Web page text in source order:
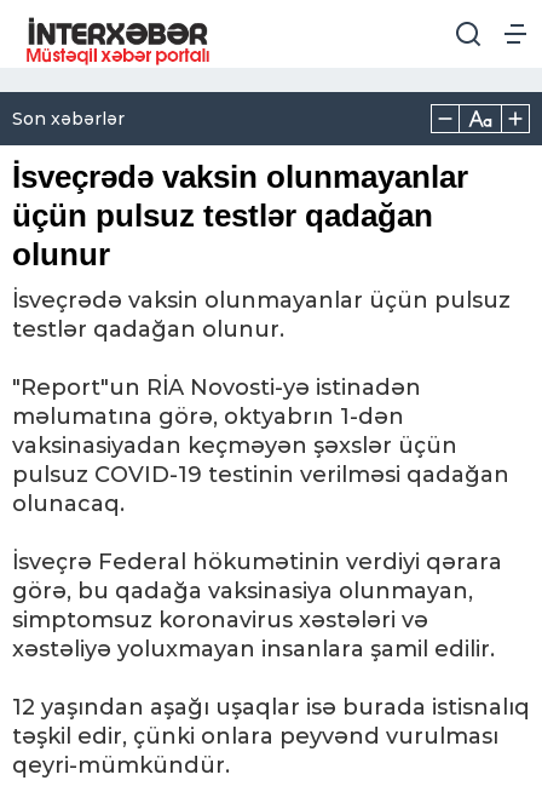
Son xəbərlər
İsveçrədə vaksin olunmayanlar
üçün pulsuz testlər qadağan
olunur
İsveçrədə vaksin olunmayanlar üçün pulsuz
testlər qadağan olunur.
"Report"un RİA Novosti-yə istinadən
məlumatına görə, oktyabrın 1-dən
vaksinasiyadan keçməyən şəxslər üçün
pulsuz COVID-19 testinin verilməsi qadağan
olunacaq.
İsveçrə Federal hökumətinin verdiyi qərara
görə, bu qadağa vaksinasiya olunmayan,
simptomsuz koronavirus xəstələri və
xəstəliyə yoluxmayan insanlara şamil edilir.
12 yaşından aşağı uşaqlar isə burada istisnalıq
təşkil edir, çünki onlara peyvənd vurulması
qeyri-mümkündür.